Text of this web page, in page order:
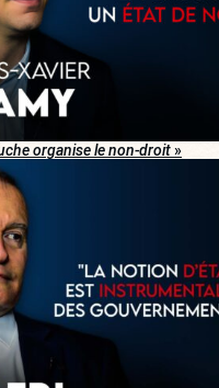
organise le non-droit»